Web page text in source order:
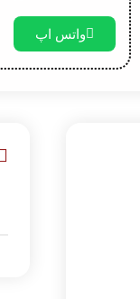
واتس اپ